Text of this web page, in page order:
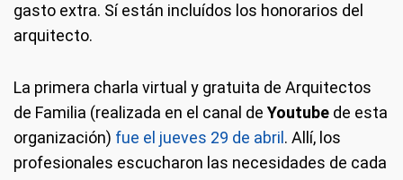
gasto extra. Sí están incluídos los honorarios del
arquitecto.
La primera charla virtual y gratuita de Arquitectos
de Familia (realizada en el canal de Youtube de esta
organización) fue el jueves 29 de abril . Allí, los
profesionales escucharon las necesidades de cada